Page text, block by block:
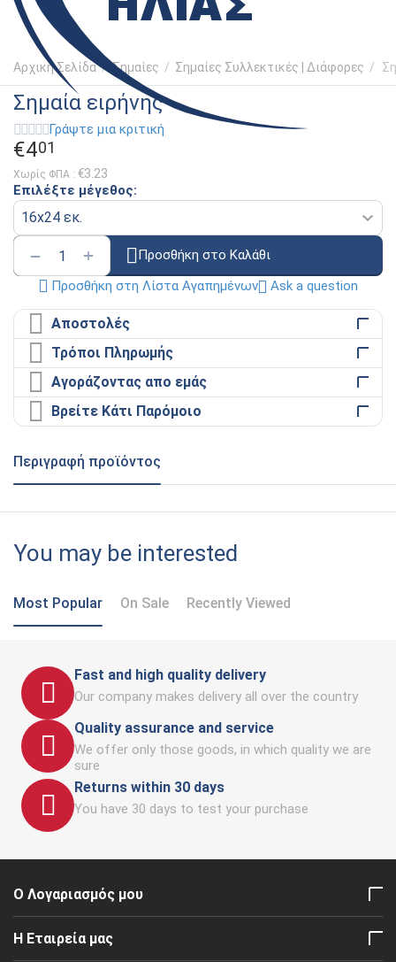
Αρχική Σελίδα / Σημαίες / Σημαίες Συλλεκτικές | Διάφορες /
Σημαία ειρήνης
Γράψτε μια κριτική
€401
Χωρίς ΦΠΑ : €3.23
Επιλέξτε μέγεθος:
+
−
Προσθήκη στο Καλάθι
Προσθήκη στη Λίστα Αγαπημένων
Ask a question
Αποστολές
Τρόποι Πληρωμής
Αγοράζοντας απο εμάς
Βρείτε Κάτι Παρόμοιο
Περιγραφή προϊόντος
You may be interested
Most Popular On Sale Recently Viewed
Fast and high quality delivery
Our company makes delivery all over the country
Quality assurance and service
We offer only those goods, in which quality we are
sure
Returns within 30 days
You have 30 days to test your purchase
Ο Λογαριασμός μου
Η Εταιρεία μας